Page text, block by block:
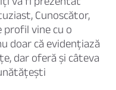
Cunoscător,
profil vine cu o
doar că evidențiază
dar oferă și câteva